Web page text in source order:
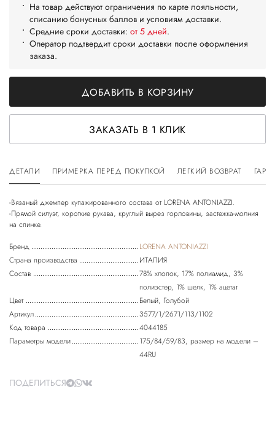
На товар действуют ограничения по карте лояльности,
списанию бонусных баллов и условиям доставки.
Средние сроки доставки: от 5 дней.
Оператор подтвердит сроки доставки после оформления
заказа.
ДОБАВИТЬ В КОРЗИНУ
ЗАКАЗАТЬ В 1 КЛИК
ДЕТАЛИ ПРИМЕРКА ПЕРЕД ПОКУПКОЙ ЛЕГКИЙ ВОЗВРАТ
-Вязаный джемпер купажированного состава от LORENA ANTONIAZZI.
-Прямой силуэт, короткие рукава, круглый вырез горловины, застежка-молния
Бренд
LORENA ANTONIAZZI
Страна производства
ИТАЛИЯ
Состав
78% хлопок, 17% полиамид, 3%
полиэстер, 1% шелк, 1% ацетат
Цвет
Белый, Голубой
Артикул
3577/1/2671/113/1102
Код товара
4044185
Параметры модели
175/84/59/83, размер на модели –
44RU
ПОДЕЛИТЬСЯ